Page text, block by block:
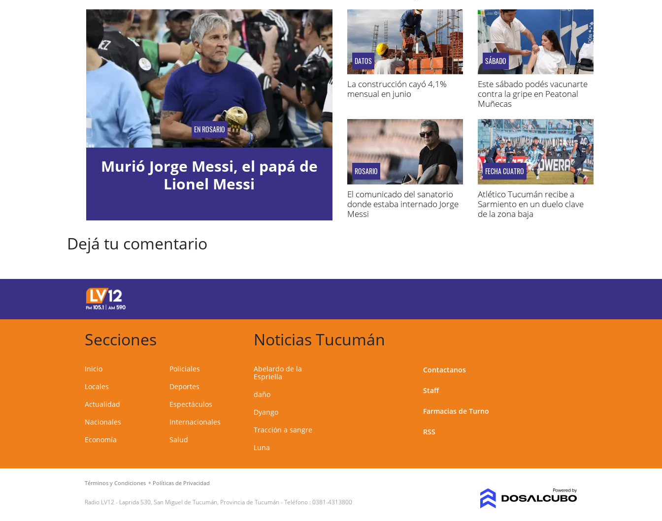
EN ROSARIO
Murió Jorge Messi, el papá de
Lionel Messi
DATOS
La construcción cayó 4,1%
mensual en junio
SÁBADO
Este sábado podés vacunarte
contra la gripe en Peatonal
Muñecas
ROSARIO
El comunicado del sanatorio
donde estaba internado Jorge
Messi
FECHA CUATRO
Atlético Tucumán recibe a
Sarmiento en un duelo clave
de la zona baja
Dejá tu comentario
Secciones
Inicio
Locales
Actualidad
Nacionales
Economía
Policiales
Deportes
Espectáculos
Internacionales
Salud
Noticias Tucumán
Abelardo de la
Espriella
daño
Dyango
Tracción a sangre
Luna
Contactanos
Staff
Farmacias de Turno
RSS
Términos y Condiciones Políticas de Privacidad
Radio LV12 - Laprida 530, San Miguel de Tucumán, Provincia de Tucumán - Teléfono : 0381-4313800